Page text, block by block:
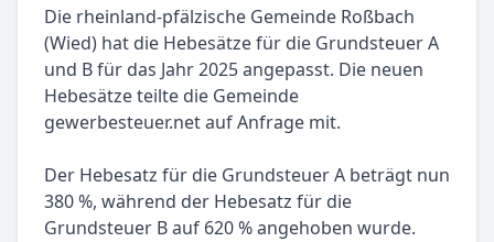
Die rheinland-pfälzische Gemeinde Roßbach
(Wied) hat die Hebesätze für die Grundsteuer A
und B für das Jahr 2025 angepasst. Die neuen
Hebesätze teilte die Gemeinde
gewerbesteuer.net auf Anfrage mit.
Der Hebesatz für die Grundsteuer A beträgt nun
380 %, während der Hebesatz für die
Grundsteuer B auf 620 % angehoben wurde.